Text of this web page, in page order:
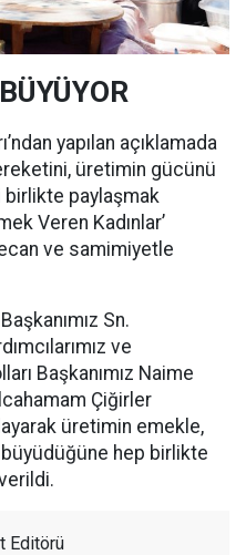
yapılan açıklamada
üretimin gücünü
birlikte paylaşmak
Veren Kadınlar’
ve samimiyetle
Sn.
ve
Başkanımız Naime
Çiğirler
üretimin emekle,
büyüdüğüne hep birlikte
Editörü